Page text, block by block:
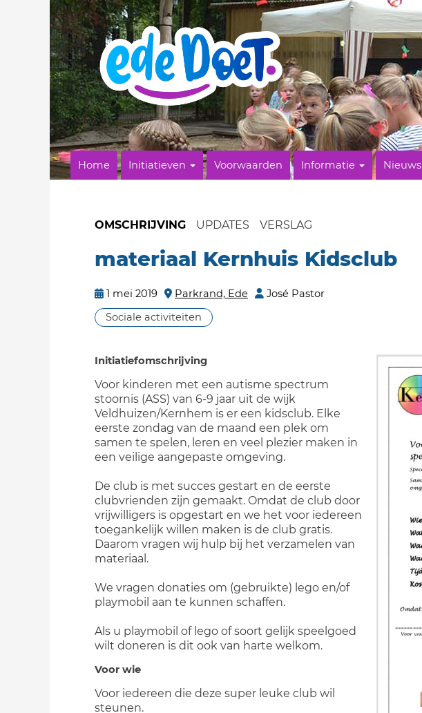
Home Initiatieven Voorwaarden Informatie Nieuws
OMSCHRIJVING UPDATES VERSLAG
materiaal Kernhuis Kidsclub
1 mei 2019 Parkrand, Ede
José Pastor
Sociale activiteiten
Initiatiefomschrijving
Voor kinderen met een autisme spectrum
stoornis (ASS) van 6-9 jaar uit de wijk
Veldhuizen/Kernhem is er een kidsclub. Elke
eerste zondag van de maand een plek om
samen te spelen, leren en veel plezier maken in
een veilige aangepaste omgeving.
De club is met succes gestart en de eerste
clubvrienden zijn gemaakt. Omdat de club door
vrijwilligers is opgestart en we het voor iedereen
toegankelijk willen maken is de club gratis.
Daarom vragen wij hulp bij het verzamelen van
materiaal.
We vragen donaties om (gebruikte) lego en/of
playmobil aan te kunnen schaffen.
Als u playmobil of lego of soort gelijk speelgoed
wilt doneren is dit ook van harte welkom.
Voor wie
Voor iedereen die deze super leuke club wil
steunen.